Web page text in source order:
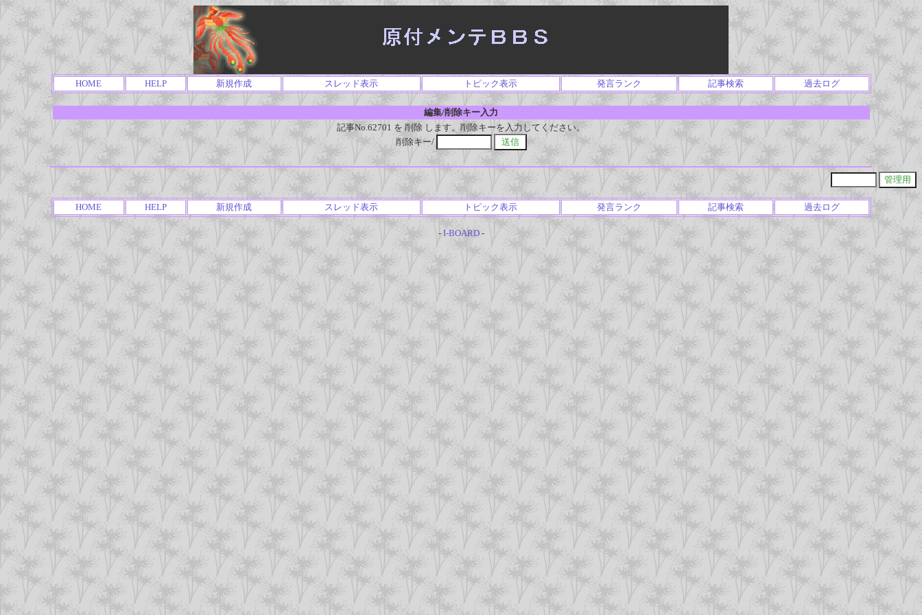
HOME HELP 新規作成 スレッド表示 トピック表示 発言ランク 記事検索 過去ログ
編集/削除キー入力
記事No.62701 を 削除 します。削除キーを入力してください。
削除キー/
HOME HELP 新規作成 スレッド表示 トピック表示 発言ランク 記事検索 過去ログ
- I-BOARD-